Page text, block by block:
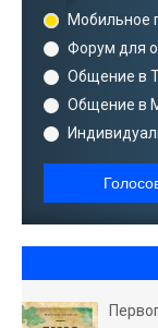
Мобильное
Форум для
Общение в
Общение в